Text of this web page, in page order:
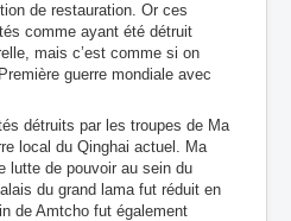
de restauration. Or ces
comme ayant été détruit
mais c’est comme si on
guerre mondiale avec
détruits par les troupes de Ma
local du Qinghai actuel. Ma
lutte de pouvoir au sein du
du grand lama fut réduit en
de Amtcho fut également